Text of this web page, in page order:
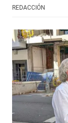
REDACCIÓN